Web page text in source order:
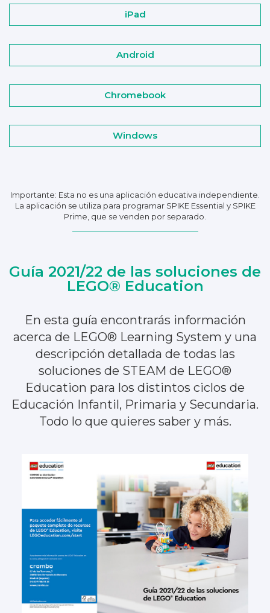
iPad
Android
Chromebook
Windows
Importante: Esta no es una aplicación educativa independiente.
La aplicación se utiliza para programar SPIKE Essential y SPIKE
Prime, que se venden por separado.
Guía 2021/22 de las soluciones de
LEGO® Education
En esta guía encontrarás información
acerca de LEGO® Learning System y una
descripción detallada de todas las
soluciones de STEAM de LEGO®
Education para los distintos ciclos de
Educación Infantil, Primaria y Secundaria.
Todo lo que quieres saber y más.